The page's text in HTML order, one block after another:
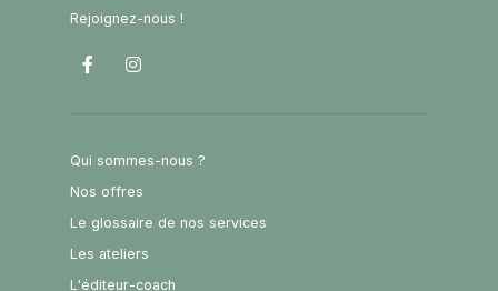
Rejoignez-nous !
Qui sommes-nous ?
Nos offres
Le glossaire de nos services
Les ateliers
L'éditeur-coach